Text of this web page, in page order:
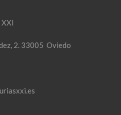
2. 33005 Oviedo